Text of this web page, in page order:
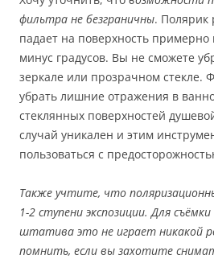
фильтра не безграничны. Полярик
падает на поверхность
минус градусов. Вы не сможете
зеркале или прозрачном стекле.
убрать лишние отражения в
стеклянных поверхностей
случай уникален и этим
пользоваться с
Также учтите, что
1-2 ступени экспозиции. Для
штатива это не играет никакой
помнить, если вы захотите